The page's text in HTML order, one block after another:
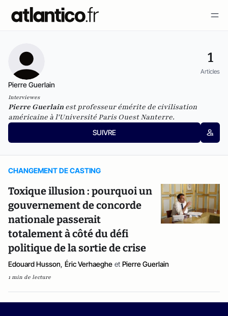
1
Articles
Pierre Guerlain
Interviewes
Pierre Guerlain est professeur émérite de civilisation
américaine à l'Université Paris Ouest Nanterre.
SUIVRE
CHANGEMENT DE CASTING
Toxique illusion : pourquoi un
gouvernement de concorde
nationale passerait
totalement à côté du défi
politique de la sortie de crise
Edouard Husson, Éric Verhaeghe et Pierre Guerlain
1 min de lecture